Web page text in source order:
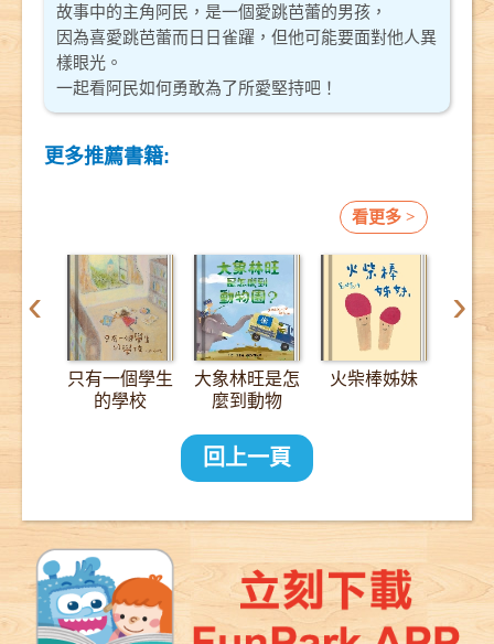
故事中的主角阿民，是一個愛跳芭蕾的男孩，
因為喜愛跳芭蕾而日日雀躍，但他可能要面對他人異
樣眼光。
一起看阿民如何勇敢為了所愛堅持吧！
更多推薦書籍:
看更多 >
‹ ›
只有一個學生
的學校
大象林旺是怎
麼到動物
2000公里的
長征
火柴棒姊妹
回上一頁